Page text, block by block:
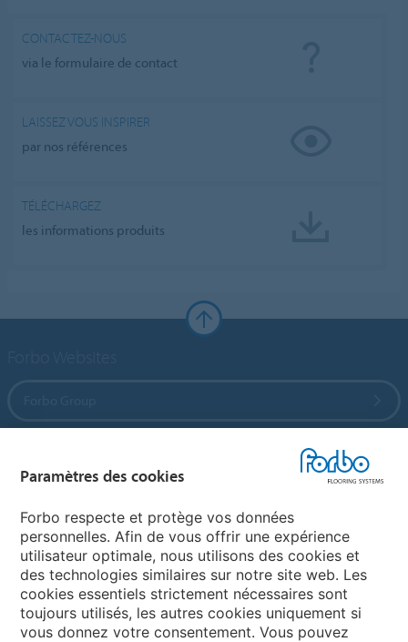
CONTACTEZ-NOUS
via le formulaire de contact
LAISSEZ VOUS INSPIRER
par nos références
TÉLÉCHARGEZ
les informations produits
Sélectionnez un pays
Sélectionnez votre pays
Paramètres des cookies
Forbo respecte et protège vos données
personnelles. Afin de vous offrir une expérience
utilisateur optimale, nous utilisons des cookies et
des technologies similaires sur notre site web. Les
cookies essentiels strictement nécessaires sont
toujours utilisés, les autres cookies uniquement si
vous donnez votre consentement. Vous pouvez